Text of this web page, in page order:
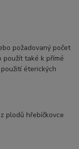
požadovaný počet
použít také k přímé
éterických
plodů hřebíčkovce